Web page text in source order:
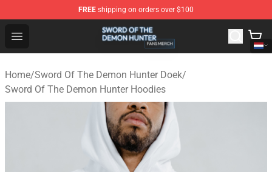
FREE shipping on orders over $100
Open menu
Sword Of The Demon Hunter Shop - Official Sword Of
Home/Sword Of The Demon Hunter Doek/
Sword Of The Demon Hunter Hoodies